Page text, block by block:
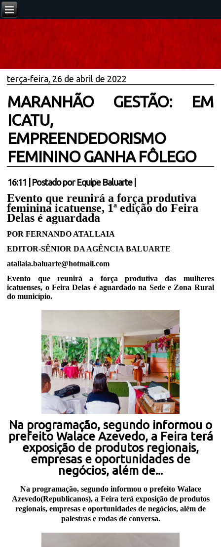
terça-feira, 26 de abril de 2022
MARANHÃO GESTÃO: EM
ICATU,
EMPREENDEDORISMO
FEMININO GANHA FÔLEGO
16:11 Postado por Equipe Baluarte
Evento que reunirá a força produtiva
feminina icatuense, 1ª edição do Feira
Delas é aguardada
POR FERNANDO ATALLAIA
EDITOR-SÊNIOR DA AGÊNCIA BALUARTE
atallaia.baluarte@hotmail.com
Evento que reunirá a força produtiva das mulheres
icatuenses, o Feira Delas é aguardado na Sede e Zona Rural
do município.
Na programação, segundo informou o
prefeito Walace Azevedo, a Feira terá
exposição de produtos regionais,
empresas e oportunidades de
negócios, além de...
Na programação, segundo informou o prefeito Walace
Azevedo(Republicanos), a Feira terá exposição de produtos
regionais, empresas e oportunidades de negócios, além de
palestras e rodas de conversa.